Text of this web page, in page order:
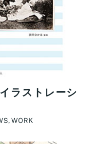
ラストレーシ
,WORK